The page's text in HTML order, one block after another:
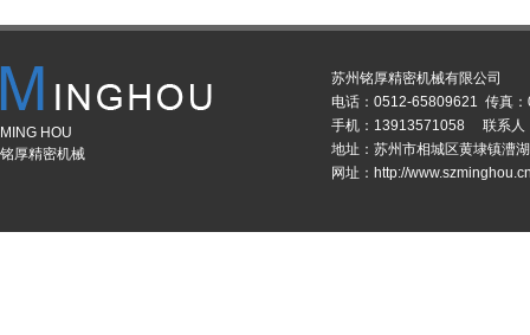
MING HOU
铭厚精密机械
苏州铭厚精密机械有限公司
电话：0512-65809621 传真
手机：13913571058 联系人
地址：苏州市相城区黄埭镇漕
网址：http://